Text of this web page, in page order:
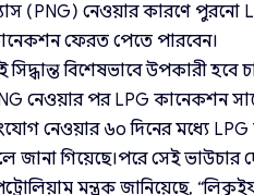
(PNG) নেওয়ার কারণে পুরনো
ফেরত পেতে পারবেন।
সিদ্ধান্ত বিশেষভাবে উপকারী হবে
নেওয়ার পর LPG কানেকশন
নেওয়ার ৬০ দিনের মধ্যে
জানা গিয়েছে।পরে সেই
মন্ত্রক জানিয়েছে,